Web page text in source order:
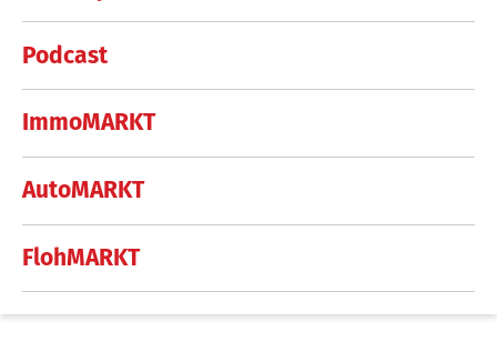
Podcast
ImmoMARKT
AutoMARKT
FlohMARKT